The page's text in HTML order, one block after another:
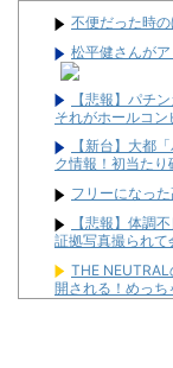
不便だった時
松平健さんが
【悲報】パチ
それがホールコン
【新台】大都
ク情報！初当たり
フリーになっ
【悲報】体調
証拠写真撮られて
THE
開される！めっち